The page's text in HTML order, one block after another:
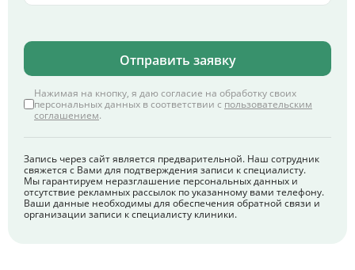
Отправить заявку
Нажимая на кнопку, я даю согласие на обработку своих
персональных данных в соответствии с пользовательским
соглашением.
Запись через сайт является предварительной. Наш сотрудник
свяжется с Вами для подтверждения записи к специалисту.
Мы гарантируем неразглашение персональных данных и
отсутствие рекламных рассылок по указанному вами телефону.
Ваши данные необходимы для обеспечения обратной связи и
организации записи к специалисту клиники.